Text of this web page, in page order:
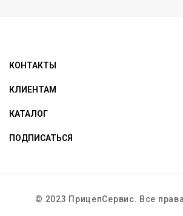
КОНТАКТЫ
КЛИЕНТАМ
КАТАЛОГ
ПОДПИСАТЬСЯ
© 2023 ПрицепСервис. Все